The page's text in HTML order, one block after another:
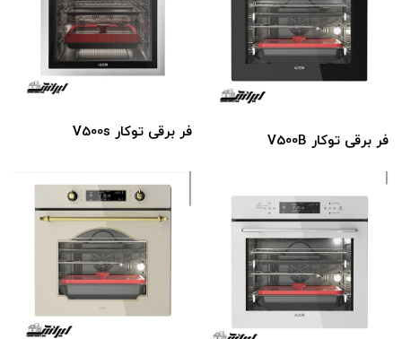
فر برقی توکار V500B فر برقی توکار V500s